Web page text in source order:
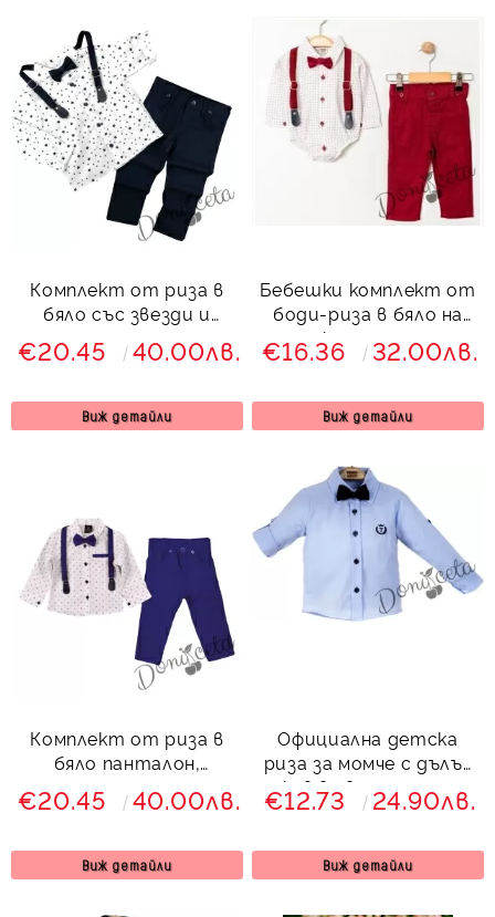
Комплект от риза в
бяло със звезди и
панталон, тиранти и
папийонка в
€20.45 40.00лв.
Виж детайли
Бебешки комплект от
боди-риза в бяло на
точки, панталон,
тиранти и папийонка
от колекция
Червеника
€16.36 32.00лв.
Виж детайли
Комплект от риза в
бяло панталон,
тиранти с орнаменти
и папийонка в синьо
€20.45 40.00лв.
Виж детайли
Официална детска
риза за момче с дълъг
ръкав в светлосиньо с
папийонка
€12.73 24.90лв.
Виж детайли